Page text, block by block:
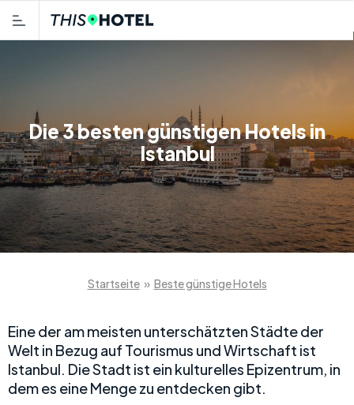
Die 3 besten günstigen Hotels in
Istanbul
Startseite » Beste günstige Hotels
Eine der am meisten unterschätzten Städte der
Welt in Bezug auf Tourismus und Wirtschaft ist
Istanbul. Die Stadt ist ein kulturelles Epizentrum, in
dem es eine Menge zu entdecken gibt.